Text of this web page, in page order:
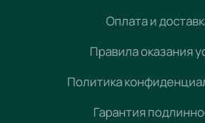
Оплата и
Правила оказания
Политика
Гарантия